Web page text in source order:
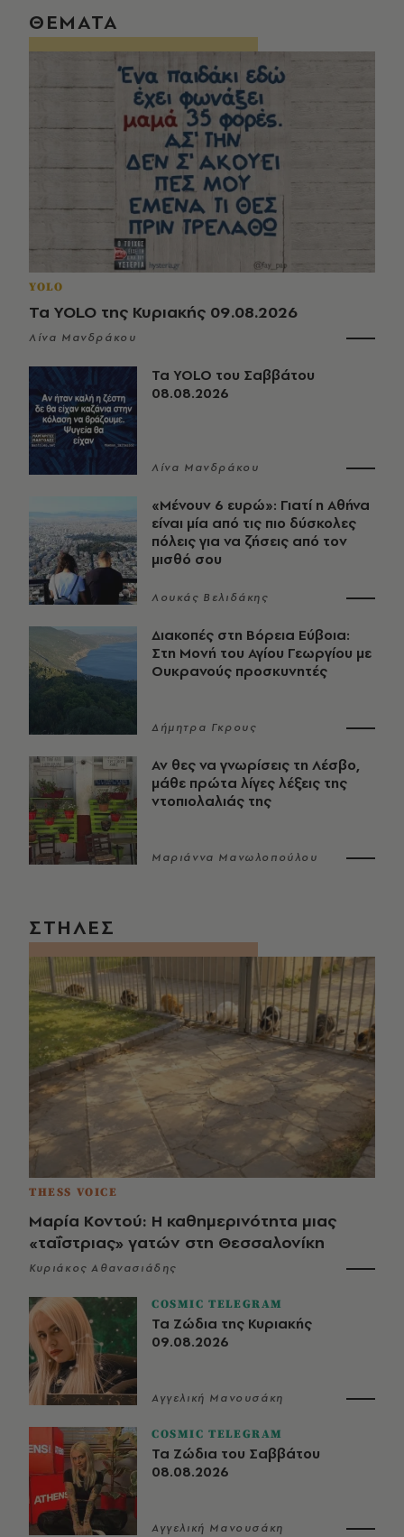
ΘΕΜΑΤΑ
YOLO
Τα YOLO της Κυριακής 09.08.2026
Λίνα Μανδράκου
Τα YOLO του Σαββάτου
08.08.2026
Λίνα Μανδράκου
«Μένουν 6 ευρώ»: Γιατί η Αθήνα
είναι μία από τις πιο δύσκολες
πόλεις για να ζήσεις από τον
μισθό σου
Λουκάς Βελιδάκης
Διακοπές στη Βόρεια Εύβοια:
Στη Μονή του Αγίου Γεωργίου με
Ουκρανούς προσκυνητές
Δήμητρα Γκρους
Αν θες να γνωρίσεις τη Λέσβο,
μάθε πρώτα λίγες λέξεις της
ντοπιολαλιάς της
Μαριάννα Μανωλοπούλου
ΣΤΗΛΕΣ
THESS VOICE
Μαρία Κοντού: Η καθημερινότητα μιας
«ταΐστριας» γατών στη Θεσσαλονίκη
Κυριάκος Αθανασιάδης
COSMIC TELEGRAM
Τα Ζώδια της Κυριακής
09.08.2026
Αγγελική Μανουσάκη
COSMIC TELEGRAM
Τα Ζώδια του Σαββάτου
08.08.2026
Αγγελική Μανουσάκη